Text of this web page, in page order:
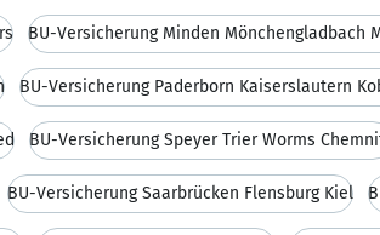
BU-Versicherung Paderborn Kaiserslautern
BU-Versicherung Speyer Trier Worms
BU-Versicherung Saarbrücken Flensburg Kiel